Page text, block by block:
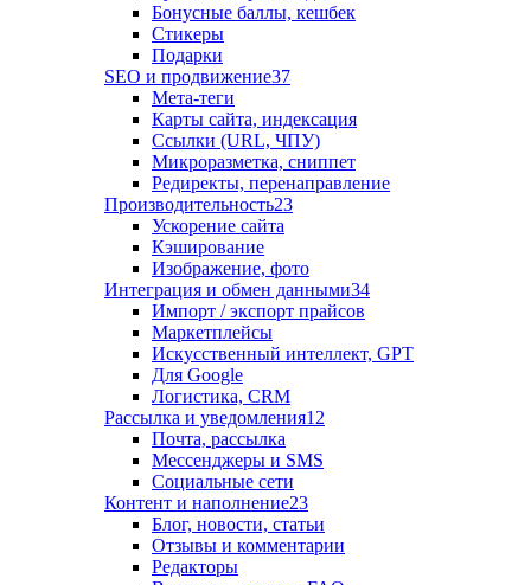
Бонусные баллы, кешбек
Стикеры
Подарки
SEO и продвижение37
Мета-теги
Карты сайта, индексация
Ссылки (URL, ЧПУ)
Микроразметка, сниппет
Редиректы, перенаправление
Производительность23
Ускорение сайта
Кэширование
Изображение, фото
Интеграция и обмен данными34
Импорт / экспорт прайсов
Маркетплейсы
Искусственный интеллект, GPT
Для Google
Логистика, CRM
Рассылка и уведомления12
Почта, рассылка
Мессенджеры и SMS
Социальные сети
Контент и наполнение23
Блог, новости, статьи
Отзывы и комментарии
Редакторы